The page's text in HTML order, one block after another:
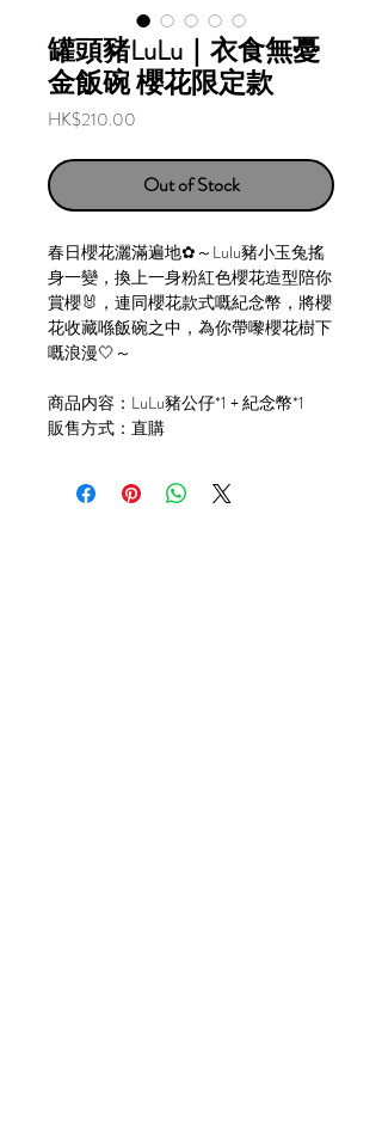
罐頭豬LuLu｜衣食無憂
金飯碗 櫻花限定款
HK$210.00
Out of Stock
春日櫻花灑滿遍地✿～Lulu豬小玉兔搖
身一變，換上一身粉紅色櫻花造型陪你
賞櫻🐰，連同櫻花款式嘅紀念幣，將櫻
花收藏喺飯碗之中，為你帶嚟櫻花樹下
嘅浪漫🤍～
商品内容：LuLu豬公仔*1 + 紀念幣*1
販售方式：直購